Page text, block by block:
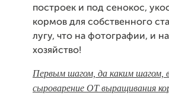
построек и под сенокос,
кормов для собственного
лугу, что на фотографии, и
хозяйство!
Первым шагом, да каким шагом,
сыроварение ОТ выращивания